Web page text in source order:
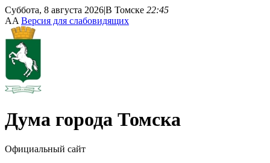
Суббота, 8 августа 2026|В Томске 22:45
AA Версия для слабовидящих
Дума города Томска
Официальный сайт